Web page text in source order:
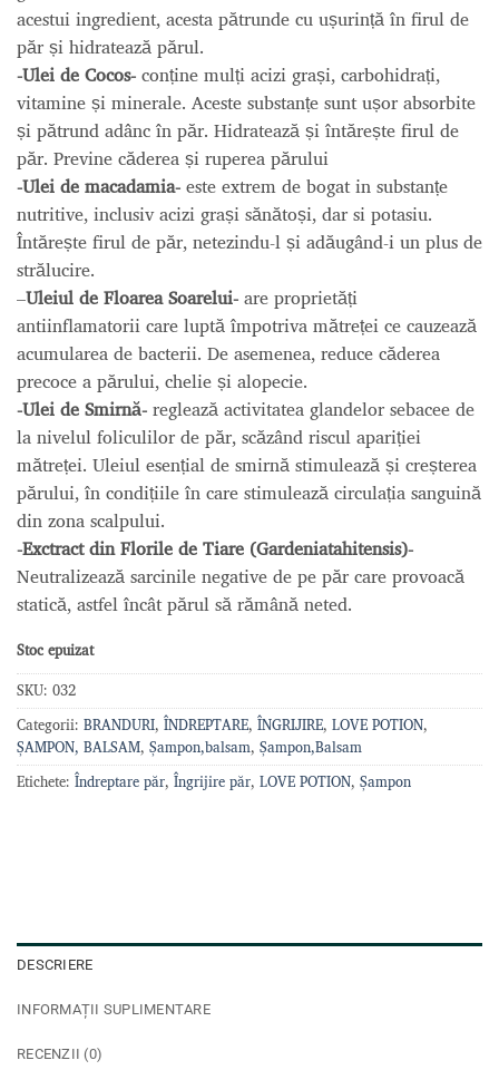
acestui ingredient, acesta pătrunde cu ușurință în firul de
păr și hidratează părul.
-Ulei de Cocos-conține mulți acizi grași, carbohidrați,
vitamine și minerale. Aceste substanțe sunt ușor absorbite
și pătrund adânc în păr. Hidratează și întărește firul de
păr. Previne căderea și ruperea părului
-Ulei de macadamia-este extrem de bogat in substanțe
nutritive, inclusiv acizi grași sănătoși, dar si potasiu.
Întărește firul de păr, netezindu-l și adăugând-i un plus de
strălucire.
–Uleiul de Floarea Soarelui-are proprietăți
antiinflamatorii care luptă împotriva mătreței ce cauzează
acumularea de bacterii. De asemenea, reduce căderea
precoce a părului, chelie și alopecie.
-Ulei de Smirnă-reglează activitatea glandelor sebacee de
la nivelul foliculilor de păr, scăzând riscul apariției
mătreței. Uleiul esențial de smirnă stimulează și creșterea
părului, în condițiile în care stimulează circulația sanguină
din zona scalpului.
-Exctract din Florile de Tiare (Gardeniatahitensis)-
Neutralizează sarcinile negative de pe păr care provoacă
statică, astfel încât părul să rămână neted.
Stoc epuizat
SKU: 032
Categorii: BRANDURI, ÎNDREPTARE, ÎNGRIJIRE, LOVE POTION,
ȘAMPON, BALSAM, Șampon,balsam, Șampon,Balsam
Etichete: Îndreptare păr, Îngrijire păr, LOVE POTION, Șampon
DESCRIERE
INFORMAȚII SUPLIMENTARE
RECENZII (0)